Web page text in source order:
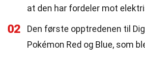
at den har fordeler mot
02
Den første opptredenen til
Pokémon Red og Blue, som